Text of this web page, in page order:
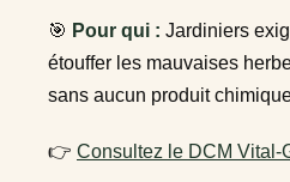
🎯 Pour qui : Jardiniers
étouffer les mauvaises
sans aucun produit
👉 Consultez le DCM Vital-